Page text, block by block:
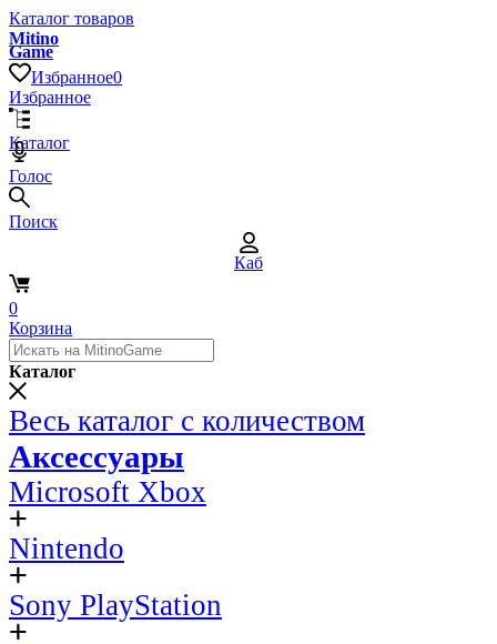
Каталог товаров
Mitino
Game
Избранное0
Избранное
Каталог
Голос
Поиск
Каб
0
Корзина
Каталог
Весь каталог с количеством
Аксессуары
Microsoft Xbox
Nintendo
Sony PlayStation